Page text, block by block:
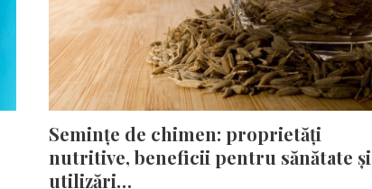
Semințe de chimen: proprietăți
nutritive, beneficii pentru sănătate și
utilizări…